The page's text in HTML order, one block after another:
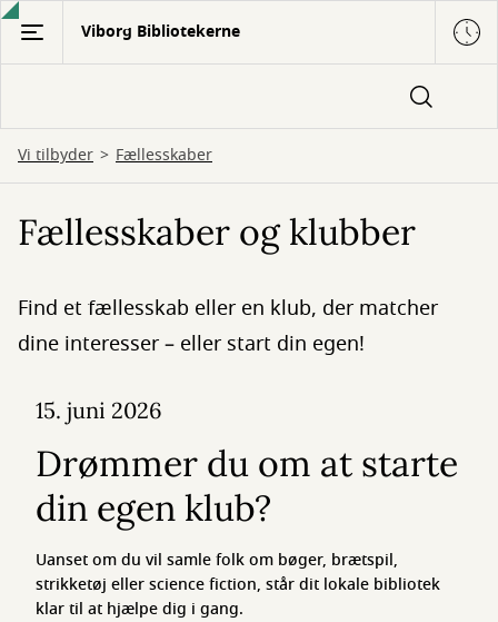
Gå
hovedindhold
Viborg Bibliotekerne
Vi tilbyder Fællesskaber
Fællesskaber og klubber
Find et fællesskab eller en klub, der matcher
dine interesser – eller start din egen!
15. juni 2026
Drømmer du om at starte
din egen klub?
Uanset om du vil samle folk om bøger, brætspil,
strikketøj eller science fiction, står dit lokale bibliotek
klar til at hjælpe dig i gang.